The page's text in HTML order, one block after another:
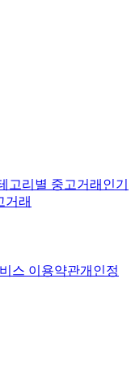
고리별 중고거래 인기
거래
스 이용약관개인정